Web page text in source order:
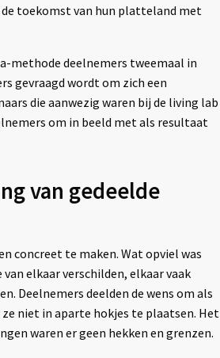
de toekomst van hun platteland met
methode deelnemers tweemaal in
gevraagd wordt om zich een
die aanwezig waren bij de living lab
om in beeld met als resultaat
van gedeelde
concreet te maken. Wat opviel was
elkaar verschilden, elkaar vaak
Deelnemers deelden de wens om als
niet in aparte hokjes te plaatsen. Het
waren er geen hekken en grenzen.